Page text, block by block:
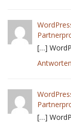
[…]
Antworten
[…]